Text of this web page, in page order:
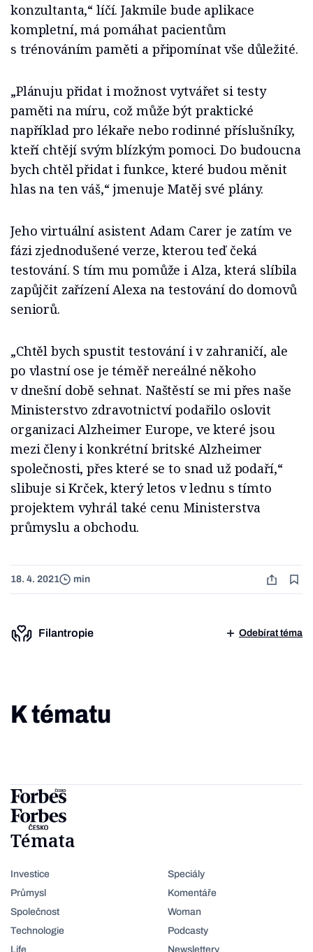
konzultanta,“ líčí. Jakmile bude aplikace
kompletní, má pomáhat pacientům
s trénováním paměti a připomínat vše důležité.
„Plánuju přidat i možnost vytvářet si testy
paměti na míru, což může být praktické
například pro lékaře nebo rodinné příslušníky,
kteří chtějí svým blízkým pomoci. Do budoucna
bych chtěl přidat i funkce, které budou měnit
hlas na ten váš,“ jmenuje Matěj své plány.
Jeho virtuální asistent Adam Carer je zatím ve
fázi zjednodušené verze, kterou teď čeká
testování. S tím mu pomůže i Alza, která slíbila
zapůjčit zařízení Alexa na testování do domovů
seniorů.
„Chtěl bych spustit testování i v zahraničí, ale
po vlastní ose je téměř nereálné někoho
v dnešní době sehnat. Naštěstí se mi přes naše
Ministerstvo zdravotnictví podařilo oslovit
organizaci Alzheimer Europe, ve které jsou
mezi členy i konkrétní britské Alzheimer
společnosti, přes které se to snad už podaří,“
slibuje si Krček, který letos v lednu s tímto
projektem vyhrál také cenu Ministerstva
průmyslu a obchodu.
18. 4. 2021 min
Filantropie Odebírat téma
K tématu
Témata
Investice
Průmysl
Společnost
Technologie
Life
Speciály
Komentáře
Woman
Podcasty
Newslettery